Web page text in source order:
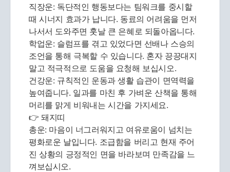
직장운: 독단적인 행동보다는 팀워크를 중시할
때 시너지 효과가 납니다. 동료의 어려움을 먼저
나서서 도와주면 훗날 큰 은혜로 되돌아옵니다.
학업운: 슬럼프를 겪고 있었다면 선배나 스승의
조언을 통해 극복할 수 있습니다. 혼자 끙끙대지
말고 적극적으로 도움을 요청해 보십시오.
건강운: 규칙적인 운동과 생활 습관이 면역력을
높여줍니다. 일과를 마친 후 가벼운 산책을 통해
머리를 맑게 비워내는 시간을 가지세요.
👉 돼지띠
총운: 마음이 너그러워지고 여유로움이 넘치는
평화로운 날입니다. 조급함을 버리고 현재 주어
진 상황의 긍정적인 면을 바라보며 만족감을 느
껴보십시오.